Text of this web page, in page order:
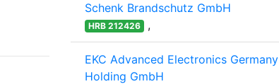
Schenk Brandschutz GmbH
HRB 212426 ,
EKC Advanced Electronics Germany
Holding GmbH